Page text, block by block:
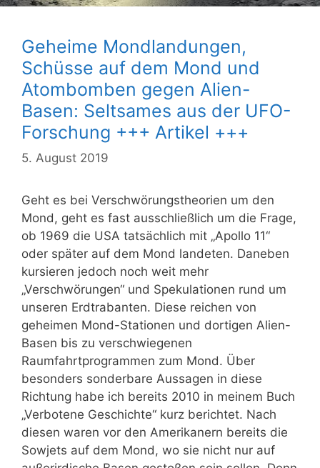
Geheime Mondlandungen,
Schüsse auf dem Mond und
Atombomben gegen Alien-
Basen: Seltsames aus der UFO-
Forschung +++ Artikel +++
5. August 2019
Geht es bei Verschwörungstheorien um den
Mond, geht es fast ausschließlich um die Frage,
ob 1969 die USA tatsächlich mit „Apollo 11“
oder später auf dem Mond landeten. Daneben
kursieren jedoch noch weit mehr
„Verschwörungen“ und Spekulationen rund um
unseren Erdtrabanten. Diese reichen von
geheimen Mond-Stationen und dortigen Alien-
Basen bis zu verschwiegenen
Raumfahrtprogrammen zum Mond. Über
besonders sonderbare Aussagen in diese
Richtung habe ich bereits 2010 in meinem Buch
„Verbotene Geschichte“ kurz berichtet. Nach
diesen waren vor den Amerikanern bereits die
Sowjets auf dem Mond, wo sie nicht nur auf